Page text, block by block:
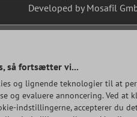
Developed by Mosafil
så fortsætter vi...
og lignende teknologier til at
og evaluere annoncering. Ved at
indstillingerne, accepterer du